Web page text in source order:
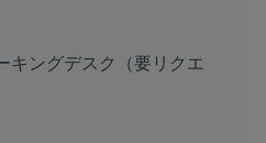
キングデスク（要リクエ